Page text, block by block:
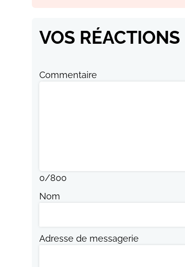
VOS RÉACTIONS
Commentaire
0/800
Nom
Adresse de messagerie